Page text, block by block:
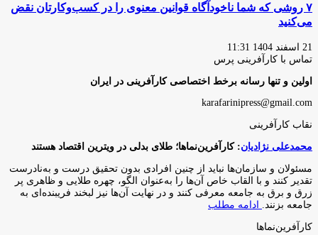
۷ روشی که شما ناخودآگاه قوانین معنوی را در کسب‌وکارتان نقض
می‌کنید
21 اسفند 1404 11:31
تماس با کارآفرینی پرس
اولین و تنها رسانه برخط اختصاصی کارآفرینی در ایران
karafarinipress@gmail.com
نقاب کارآفرینی
محمدعلی نژادیان: کارآفرین‌نماها؛ طلای بدلی در ویترین اقتصاد هستند
مسئولان و سازمان‌ها نباید از چنین افرادی بدون تحقیق درست و به‌نادرست
تقدیر کنند و با القاب خاص آ‌ن‌ها را به‌عنوان الگو، چهره طلایی و ظاهری پر
زرق و برق به جامعه معرفی کنند و در نهایت آن‌ها نیز لبخند فریبنده‌ای به
جامعه بزنند.
ادامه مطلب
کارآفرین‌نماها